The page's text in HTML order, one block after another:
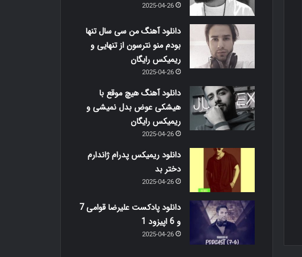
2025-04-26
دانلود آهنگ من سی سال تنها
بودم منو نترسون از تنهایی و
ریمیکس رایگان
2025-04-26
دانلود آهنگ هیچ موقع با
هیشکی عوض بدل نمیشی و
ریمیکس رایگان
2025-04-26
دانلود ریمیکس پدرام ژاندارم
دختر بد
2025-04-26
دانلود پادکست علیرضا قوامی 7
و 6 اپیزود 1
2025-04-26